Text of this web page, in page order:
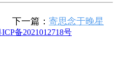
下一篇： 寄思念于晚星
ICP备2021012718号